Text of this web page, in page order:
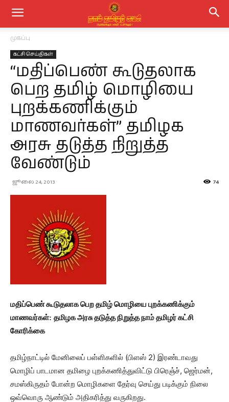
முகப்பு
கட்சி செய்திகள்
“மதிப்பெண் கூடுதலாக
பெற தமிழ் மொழியை
புறக்கணிக்கும்
மாணவர்கள்” தமிழக
அரசு தடுத்த நிறுத்த
வேண்டும்
ஜூலை 24, 2013 74
மதிப்பெண் கூடுதலாக பெற தமிழ் மொழியை புறக்கணிக்கும்
மாணவர்கள்: தமிழக அரசு தடுத்த நிறுத்த நாம் தமிழர் கட்சி
கோரிக்கை
தமிழ்நாட்டில் மேனிலைப் பள்ளிகளில் (பிளஸ் 2) இரண்டாவது
மொழிப் பாடமான தமிழை புறக்கணித்துவிட்டு பிரெஞ்ச், ஜெர்மன்,
சமஸ்கிருதம் போன்ற மொழிகளை தேர்வு செய்து படிக்கும் நிலை
ஒவ்வொரு ஆண்டும் அதிகரித்து வருகிறது.